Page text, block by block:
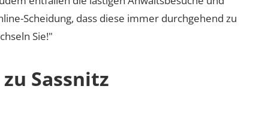
Scheidung, dass diese immer durchgehend zu
Sie!"
Sassnitz